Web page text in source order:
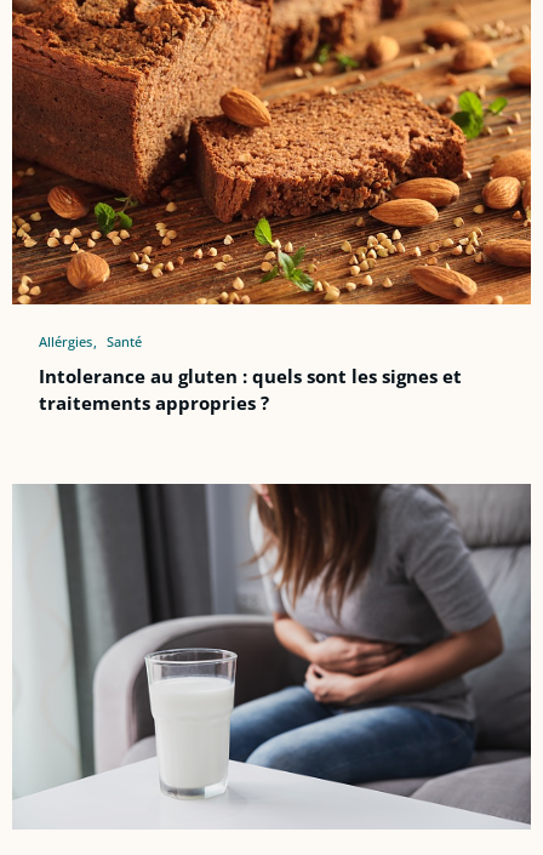
Allérgies Santé
Intolerance au gluten : quels sont les signes et
traitements appropries ?